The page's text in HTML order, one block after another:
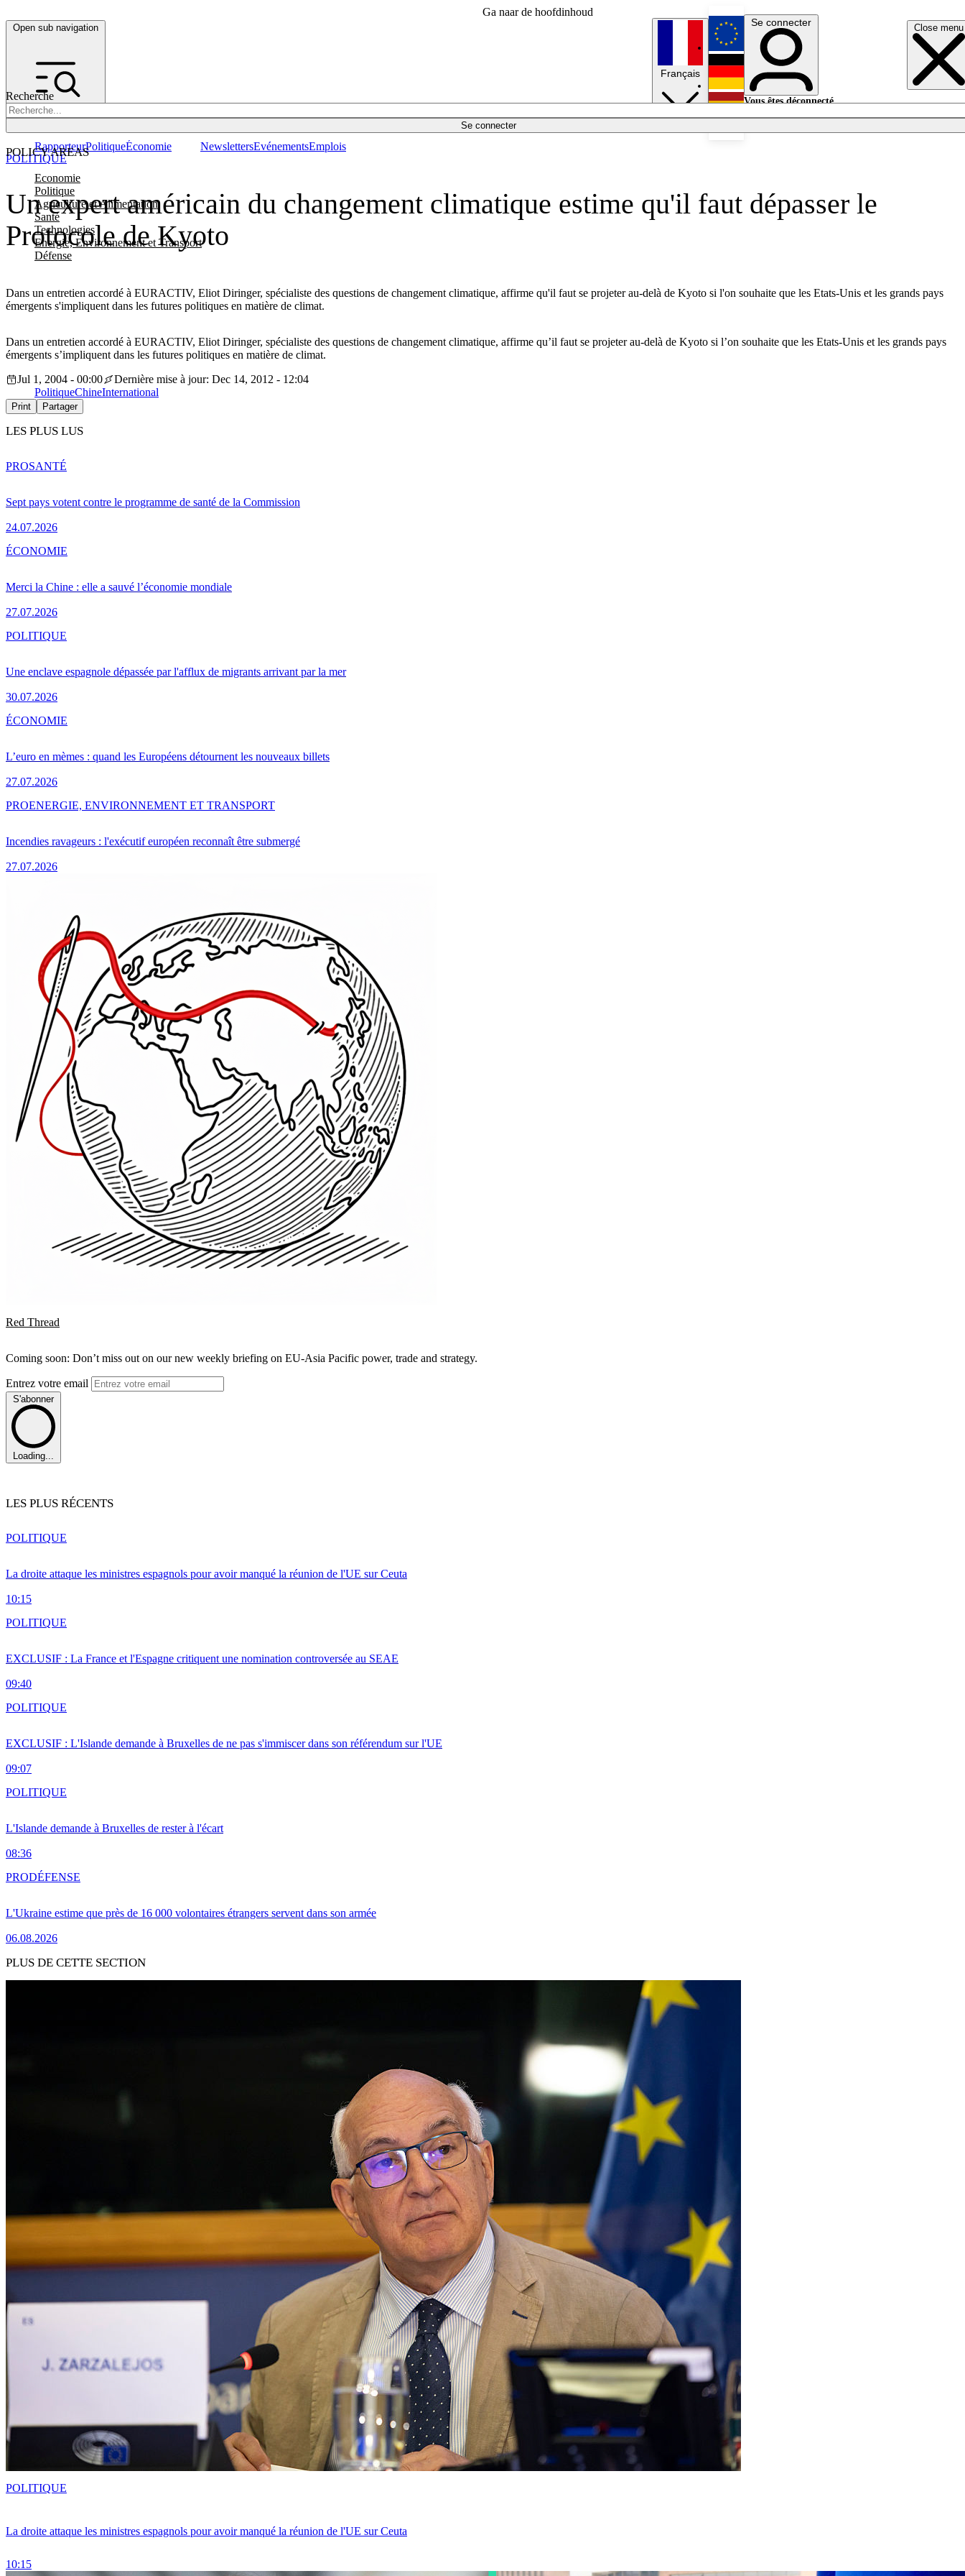
Ga naar de hoofdinhoud
Open sub navigation Close menu
Recherche
Se connecter
POLICY AREAS
Economie
Politique
Agriculture et Alimentation
Santé
Technologies
Energie, Environnement et Transport
Défense
RapporteurPolitiqueÉconomie NewslettersEvénementsEmplois
Français
English
Deutsch
Se connecter
Vous êtes déconnecté.
Un expert américain du changement climatique estime qu'il faut dépasser le
Protocole de Kyoto
Dans un entretien accordé à EURACTIV, Eliot Diringer, spécialiste des questions de changement climatique, affirme qu'il faut se projeter au-delà de Kyoto si l'on souhaite que les Etats-Unis et les grands pays
émergents s'impliquent dans les futures politiques en matière de climat.
POLITIQUE
Dans un entretien accordé à EURACTIV, Eliot Diringer, spécialiste des questions de changement climatique, affirme qu’il faut se projeter au-delà de Kyoto si l’on souhaite que les Etats-Unis et les grands pays
émergents s’impliquent dans les futures politiques en matière de climat.
Jul 1, 2004 - 00:00
Dernière mise à jour: Dec 14, 2012 - 12:04
PolitiqueChineInternational
Print Partager
LES PLUS LUS
Sept pays votent contre le programme de santé de la Commission
24.07.2026
PROSANTÉ
Merci la Chine : elle a sauvé l’économie mondiale
27.07.2026
ÉCONOMIE
Une enclave espagnole dépassée par l'afflux de migrants arrivant par la mer
30.07.2026
POLITIQUE
L’euro en mèmes : quand les Européens détournent les nouveaux billets
27.07.2026
ÉCONOMIE
Incendies ravageurs : l'exécutif européen reconnaît être submergé
27.07.2026
PROENERGIE, ENVIRONNEMENT ET TRANSPORT
Red Thread
Coming soon: Don’t miss out on our new weekly briefing on EU-Asia Pacific power, trade and strategy.
Entrez votre email
S'abonner
Loading...
LES PLUS RÉCENTS
La droite attaque les ministres espagnols pour avoir manqué la réunion de l'UE sur Ceuta
10:15
POLITIQUE
EXCLUSIF : La France et l'Espagne critiquent une nomination controversée au SEAE
09:40
POLITIQUE
EXCLUSIF : L'Islande demande à Bruxelles de ne pas s'immiscer dans son référendum sur l'UE
09:07
POLITIQUE
L'Islande demande à Bruxelles de rester à l'écart
08:36
POLITIQUE
L'Ukraine estime que près de 16 000 volontaires étrangers servent dans son armée
06.08.2026
PRODÉFENSE
PLUS DE CETTE SECTION
La droite attaque les ministres espagnols pour avoir manqué la réunion de l'UE sur Ceuta
10:15
POLITIQUE